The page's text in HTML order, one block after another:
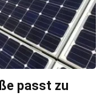
passt zu